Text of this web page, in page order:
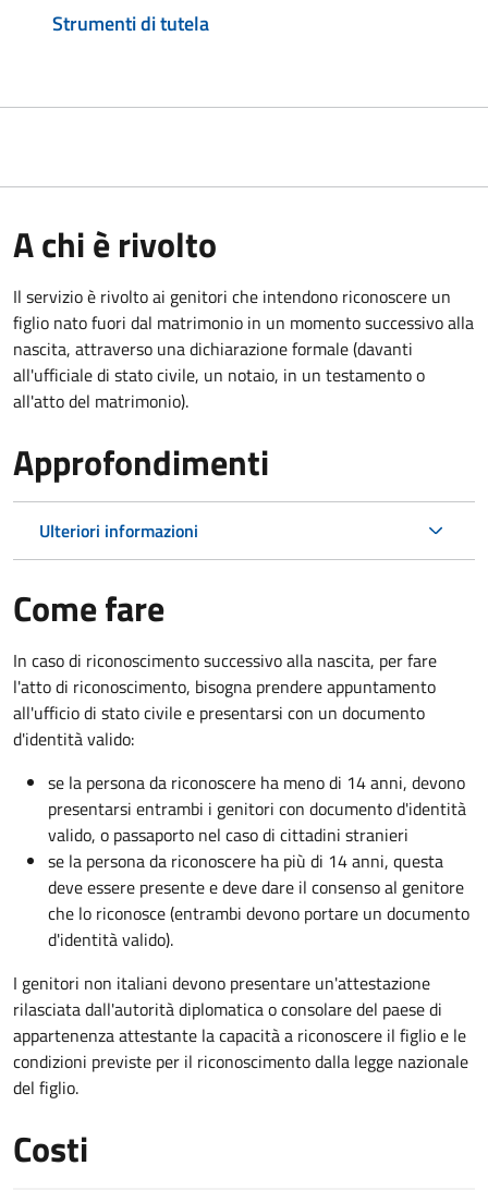
Strumenti di tutela
A chi è rivolto
Il servizio è rivolto ai genitori che intendono riconoscere un
figlio nato fuori dal matrimonio in un momento successivo alla
nascita, attraverso una dichiarazione formale (davanti
all'ufficiale di stato civile, un notaio, in un testamento o
all'atto del matrimonio).
Approfondimenti
Ulteriori informazioni
Come fare
In caso di riconoscimento successivo alla nascita, per fare
l'atto di riconoscimento, bisogna prendere appuntamento
all'ufficio di stato civile e presentarsi con un documento
d'identità valido:
se la persona da riconoscere ha meno di 14 anni, devono
presentarsi entrambi i genitori con documento d'identità
valido, o passaporto nel caso di cittadini stranieri
se la persona da riconoscere ha più di 14 anni, questa
deve essere presente e deve dare il consenso al genitore
che lo riconosce (entrambi devono portare un documento
d'identità valido).
I genitori non italiani devono presentare un'attestazione
rilasciata dall'autorità diplomatica o consolare del paese di
appartenenza attestante la capacità a riconoscere il figlio e le
condizioni previste per il riconoscimento dalla legge nazionale
del figlio.
Costi